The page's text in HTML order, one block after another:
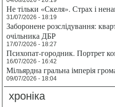
Не тільки «Скеля». Страх і
31/07/2026 - 18:19
Заборонене розслідування:
очільника ДБР
17/07/2026 - 18:27
Психопат-городник. Портрет
16/07/2026 - 16:42
Мільярдна гральна імперія
09/07/2026 - 18:04
хроніка